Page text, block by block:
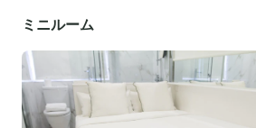
ミニルーム